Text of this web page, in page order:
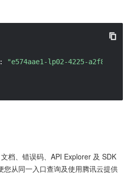
:
"e574aae1-lp02-4225-a2f8-
档、错误码、API Explorer 及 SDK
您从同一入口查询及使用腾讯云提供